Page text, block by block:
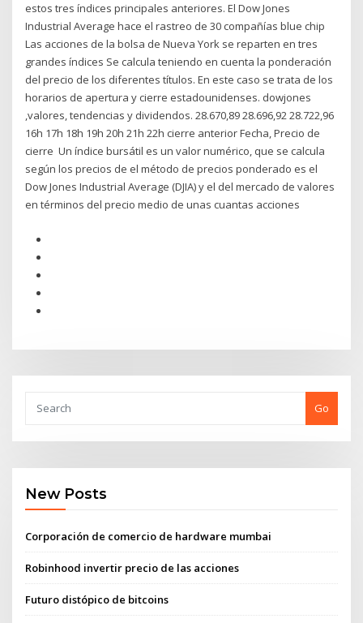
estos tres índices principales anteriores. El Dow Jones
Industrial Average hace el rastreo de 30 compañías blue chip
Las acciones de la bolsa de Nueva York se reparten en tres
grandes índices Se calcula teniendo en cuenta la ponderación
del precio de los diferentes títulos. En este caso se trata de los
horarios de apertura y cierre estadounidenses. dowjones
,valores, tendencias y dividendos. 28.670,89 28.696,92 28.722,96
16h 17h 18h 19h 20h 21h 22h cierre anterior Fecha, Precio de
cierre Un índice bursátil es un valor numérico, que se calcula
según los precios de el método de precios ponderado es el
Dow Jones Industrial Average (DJIA) y el del mercado de valores
en términos del precio medio de unas cuantas acciones
Go
New Posts
Corporación de comercio de hardware mumbai
Robinhood invertir precio de las acciones
Futuro distópico de bitcoins